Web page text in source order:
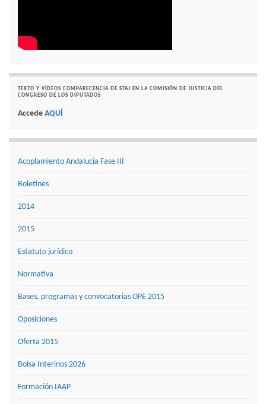
TEXTO Y VÍDEOS COMPARECENCIA DE STAJ EN LA COMISIÓN DE JUSTICIA DEL
CONGRESO DE LOS DIPUTADOS
Accede AQUÍ
Acoplamiento Andalucía Fase III
Boletines
2014
2015
Estatuto jurídico
Normativa
Bases, programas y convocatorias OPE 2015
Oposiciones
Oferta 2015
Bolsa Interinos 2026
Formación IAAP